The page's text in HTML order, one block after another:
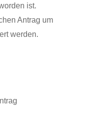
ist.
Antrag um
werden.